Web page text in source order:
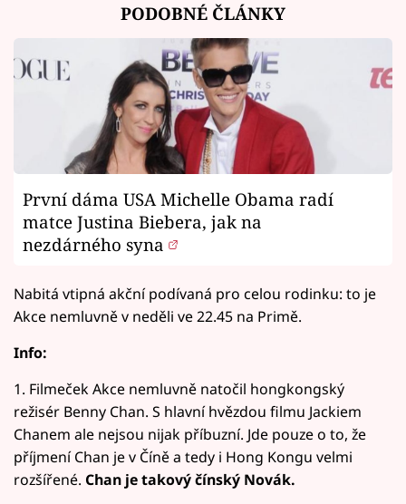
PODOBNÉ ČLÁNKY
První dáma USA Michelle Obama radí
matce Justina Biebera, jak na
nezdárného syna
Nabitá vtipná akční podívaná pro celou rodinku: to je
Akce nemluvně v neděli ve 22.45 na Primě.
Info:
1. Filmeček Akce nemluvně natočil hongkongský
režisér Benny Chan. S hlavní hvězdou filmu Jackiem
Chanem ale nejsou nijak příbuzní. Jde pouze o to, že
příjmení Chan je v Číně a tedy i Hong Kongu velmi
rozšířené. Chan je takový čínský Novák.